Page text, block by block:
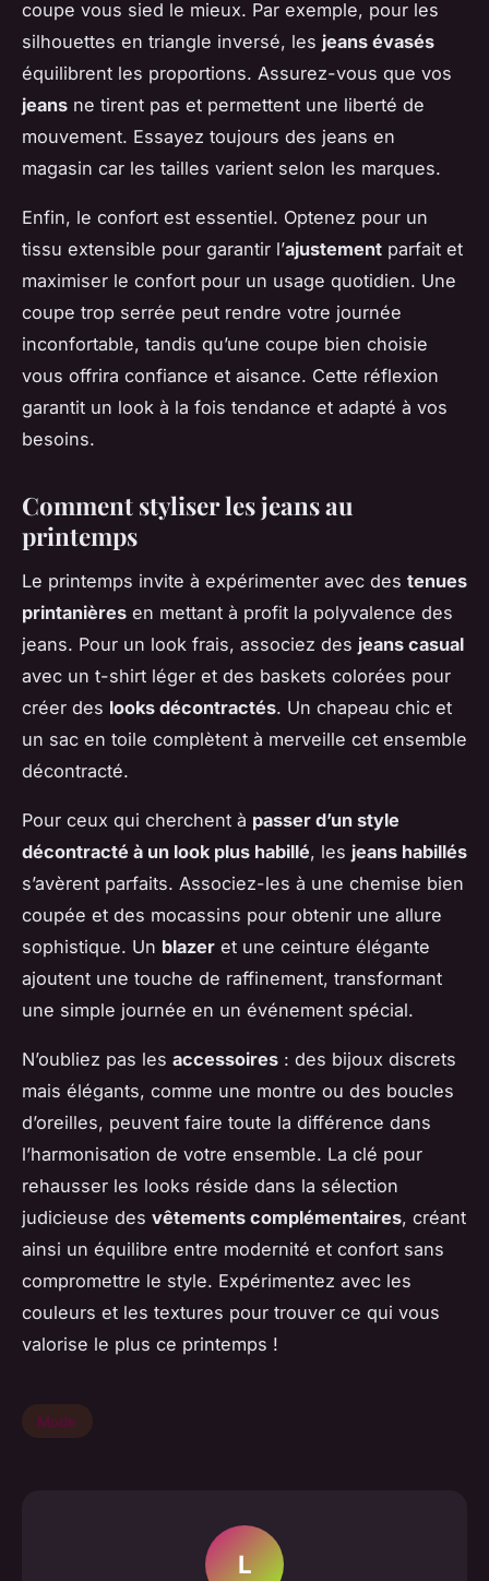
coupe vous sied le mieux. Par exemple, pour les
silhouettes en triangle inversé, les jeans évasés
équilibrent les proportions. Assurez-vous que vos
jeans ne tirent pas et permettent une liberté de
mouvement. Essayez toujours des jeans en
magasin car les tailles varient selon les marques.
Enfin, le confort est essentiel. Optenez pour un
tissu extensible pour garantir l’ajustement parfait et
maximiser le confort pour un usage quotidien. Une
coupe trop serrée peut rendre votre journée
inconfortable, tandis qu’une coupe bien choisie
vous offrira confiance et aisance. Cette réflexion
garantit un look à la fois tendance et adapté à vos
besoins.
Comment styliser les jeans au
printemps
Le printemps invite à expérimenter avec des tenues
printanières en mettant à profit la polyvalence des
jeans. Pour un look frais, associez des jeans casual
avec un t-shirt léger et des baskets colorées pour
créer des looks décontractés. Un chapeau chic et
un sac en toile complètent à merveille cet ensemble
décontracté.
Pour ceux qui cherchent à passer d’un style
décontracté à un look plus habillé, les jeans habillés
s’avèrent parfaits. Associez-les à une chemise bien
coupée et des mocassins pour obtenir une allure
sophistique. Un blazer et une ceinture élégante
ajoutent une touche de raffinement, transformant
une simple journée en un événement spécial.
N’oubliez pas les accessoires : des bijoux discrets
mais élégants, comme une montre ou des boucles
d’oreilles, peuvent faire toute la différence dans
l’harmonisation de votre ensemble. La clé pour
rehausser les looks réside dans la sélection
judicieuse des vêtements complémentaires, créant
ainsi un équilibre entre modernité et confort sans
compromettre le style. Expérimentez avec les
couleurs et les textures pour trouver ce qui vous
valorise le plus ce printemps !
Mode
L